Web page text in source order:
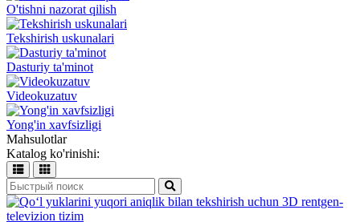
O'tishni nazorat qilish
Tekshirish uskunalari
Dasturiy ta'minot
Videokuzatuv
Yong'in xavfsizligi
Mahsulotlar
Katalog ko'rinishi: